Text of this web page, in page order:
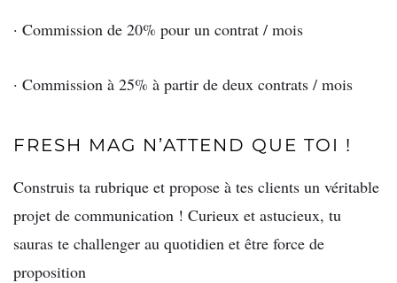
· Commission de 20% pour un contrat / mois
· Commission à 25% à partir de deux contrats / mois
FRESH MAG N’ATTEND QUE TOI !
Construis ta rubrique et propose à tes clients un véritable
projet de communication ! Curieux et astucieux, tu
sauras te challenger au quotidien et être force de
proposition